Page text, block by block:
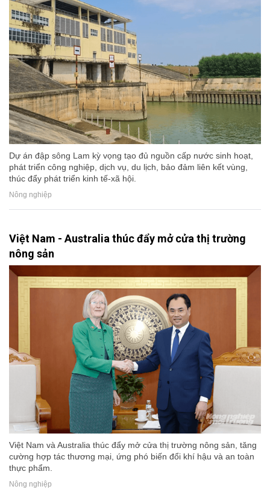
Dự án đập sông Lam kỳ vọng tạo đủ nguồn cấp nước sinh hoạt,
phát triển công nghiệp, dịch vụ, du lịch, bảo đảm liên kết vùng,
thúc đẩy phát triển kinh tế-xã hội.
Nông nghiệp
Việt Nam - Australia thúc đẩy mở cửa thị trường
nông sản
Việt Nam và Australia thúc đẩy mở cửa thị trường nông sản, tăng
cường hợp tác thương mại, ứng phó biến đổi khí hậu và an toàn
thực phẩm.
Nông nghiệp